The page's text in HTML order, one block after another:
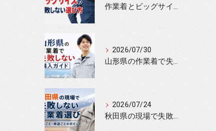
作業着とビッグサイズの失敗しない選び方
2026/07/30
山形県の作業着で失敗しない購入ガイド
2026/07/24
秋田県の現場で失敗しない作業着選び｜季節ごと・用途ごとのポイント